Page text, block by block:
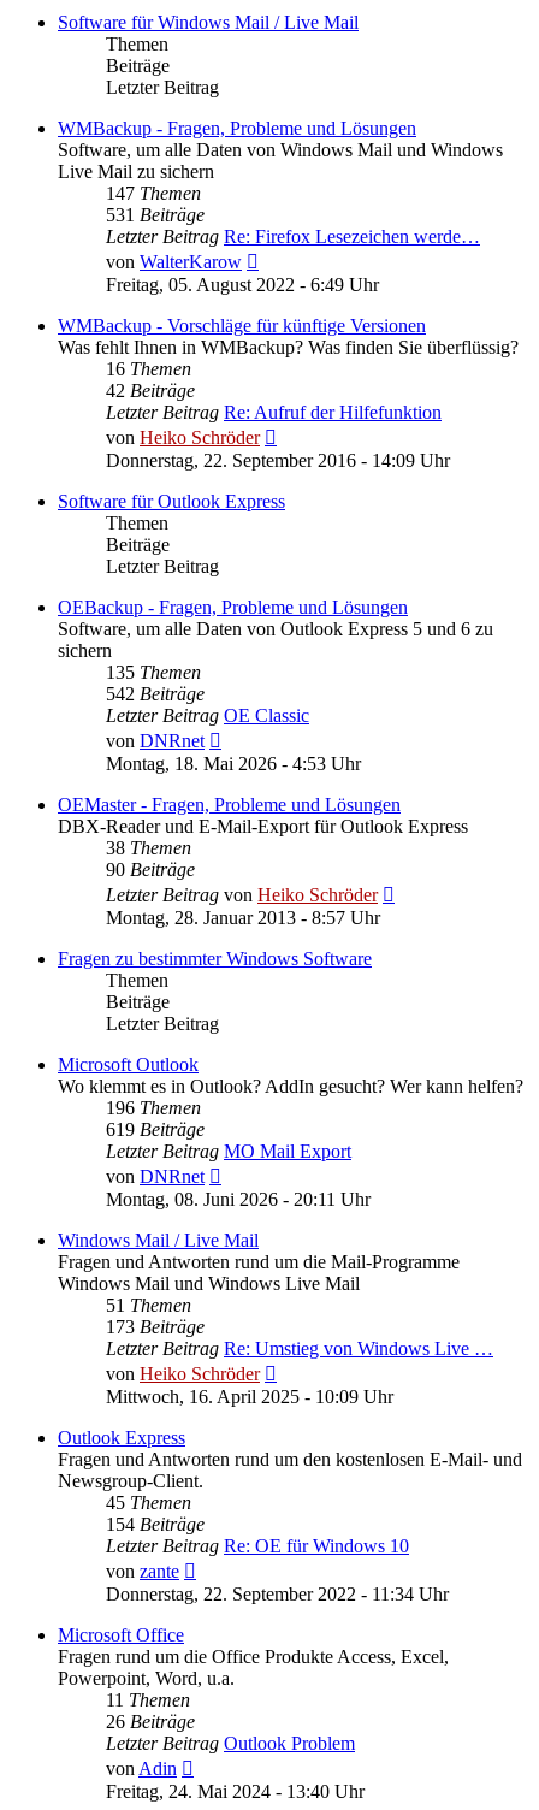
Software für Windows Mail / Live Mail
Themen
Beiträge
Letzter Beitrag
WMBackup - Fragen, Probleme und Lösungen
Software, um alle Daten von Windows Mail und Windows
Live Mail zu sichern
147 Themen
531 Beiträge
Letzter Beitrag Re: Firefox Lesezeichen werde…
von WalterKarow
Beitrag
Freitag, 05. August 2022 - 6:49 Uhr
WMBackup - Vorschläge für künftige Versionen
Was fehlt Ihnen in WMBackup? Was finden Sie überflüssig?
16 Themen
42 Beiträge
Letzter Beitrag Re: Aufruf der Hilfefunktion
von Heiko Schröder
Beitrag
Donnerstag, 22. September 2016 - 14:09 Uhr
Software für Outlook Express
Themen
Beiträge
Letzter Beitrag
OEBackup - Fragen, Probleme und Lösungen
Software, um alle Daten von Outlook Express 5 und 6 zu
sichern
135 Themen
542 Beiträge
Letzter Beitrag OE Classic
von DNRnet
Beitrag
Montag, 18. Mai 2026 - 4:53 Uhr
OEMaster - Fragen, Probleme und Lösungen
DBX-Reader und E-Mail-Export für Outlook Express
38 Themen
90 Beiträge
Letzter Beitrag von Heiko Schröder
Montag, 28. Januar 2013 - 8:57 Uhr
Fragen zu bestimmter Windows Software
Themen
Beiträge
Letzter Beitrag
Microsoft Outlook
Wo klemmt es in Outlook? AddIn gesucht? Wer kann helfen?
196 Themen
619 Beiträge
Letzter Beitrag MO Mail Export
von DNRnet
Beitrag
Montag, 08. Juni 2026 - 20:11 Uhr
Windows Mail / Live Mail
Fragen und Antworten rund um die Mail-Programme
Windows Mail und Windows Live Mail
51 Themen
173 Beiträge
Letzter Beitrag Re: Umstieg von Windows Live …
von Heiko Schröder
Beitrag
Mittwoch, 16. April 2025 - 10:09 Uhr
Outlook Express
Fragen und Antworten rund um den kostenlosen E-Mail- und
Newsgroup-Client.
45 Themen
154 Beiträge
Letzter Beitrag Re: OE für Windows 10
von zante
Beitrag
Donnerstag, 22. September 2022 - 11:34 Uhr
Microsoft Office
Fragen rund um die Office Produkte Access, Excel,
Powerpoint, Word, u.a.
11 Themen
26 Beiträge
Letzter Beitrag Outlook Problem
vonAdin
Beitrag
Freitag, 24. Mai 2024 - 13:40 Uhr